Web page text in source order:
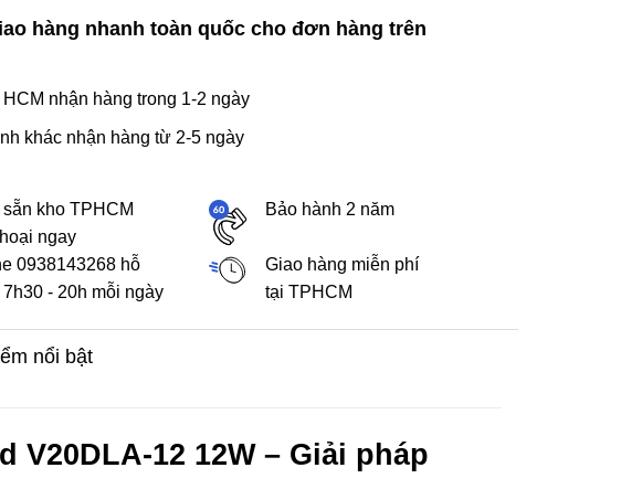
hàng nhanh toàn quốc cho đơn hàng trên
nhận hàng trong 1-2 ngày
khác nhận hàng từ 2-5 ngày
sẵn kho TPHCM
ngay
Bảo hành 2 năm
0938143268 hỗ
- 20h mỗi ngày
Giao hàng miễn phí
tại TPHCM
nổi bật
12 12W – Giải pháp